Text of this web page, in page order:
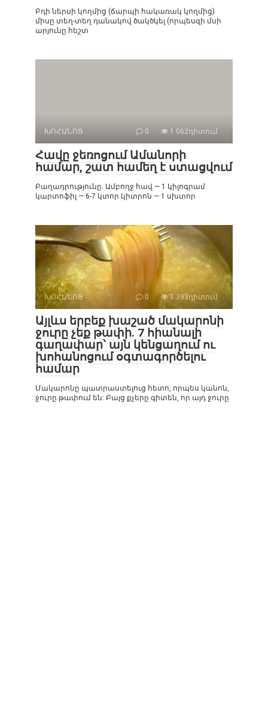
Բդի ներսի կողմից (ճարպի հակառակ կողմից)
միսը տեղ-տեղ դանակով ծակծկել (որպեսզի մսի
արյունը հեշտ
ԽՈՀԱՆՈՑ 0 1 062դիտում
Հավը ջեռոցում Ամանորի
համար, շատ համեղ է ստացվում
Բաղադրությունը. Ամբողջ հավ — 1 կիլոգրամ
կարտոֆիլ — 6-7 կտոր կիտրոն — 1 սխտոր
ԽՈՀԱՆՈՑ 0 1 393դիտում
Այլևս երբեք խաշած մակարոնի
ջուրը չեք թափի. 7 հիանալի
գաղափար՝ այն կենցաղում ու
խոհանոցում օգտագործելու
համար
Մակարոնը պատրաստելուց հետո, որպես կանոն,
ջուրը թափում են: Բայց քչերը գիտեն, որ այդ ջուրը